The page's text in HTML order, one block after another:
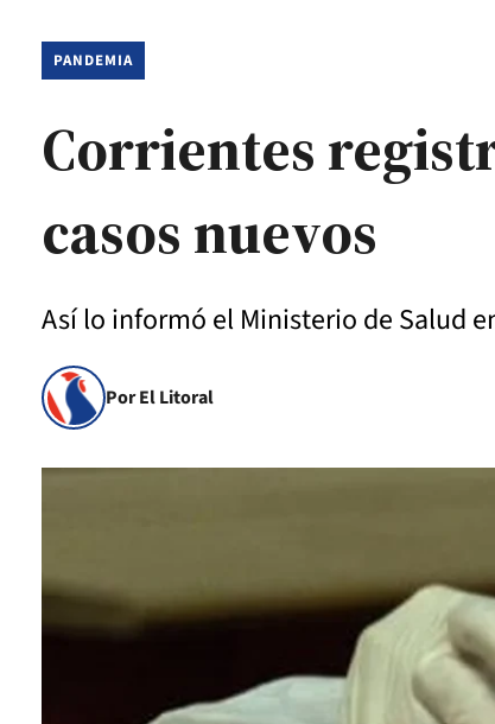
PANDEMIA
Corrientes
casos nuevos
Así lo informó el Ministerio de Salud
Por El Litoral